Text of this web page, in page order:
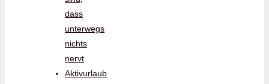
dass
unterwegs
nichts
nervt
Aktivurlaub